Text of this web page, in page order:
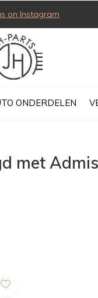
ONDERDELEN
on Instagram
met